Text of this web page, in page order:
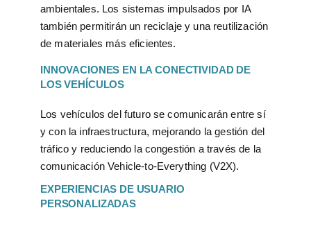
ambientales. Los sistemas impulsados por IA
también permitirán un reciclaje y una reutilización
de materiales más eficientes.
INNOVACIONES EN LA CONECTIVIDAD DE
LOS VEHÍCULOS
Los vehículos del futuro se comunicarán entre sí
y con la infraestructura, mejorando la gestión del
tráfico y reduciendo la congestión a través de la
comunicación Vehicle-to-Everything (V2X).
EXPERIENCIAS DE USUARIO
PERSONALIZADAS